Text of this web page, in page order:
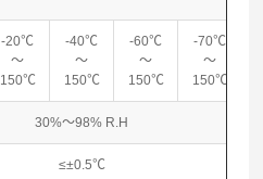
-20℃
～
150℃
-40℃
～
150℃
-60℃
～
150℃
-70℃
～
150℃
30%～98% R.H
≤±0.5℃